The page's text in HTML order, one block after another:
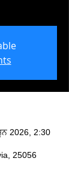
2026, 2:30
25056